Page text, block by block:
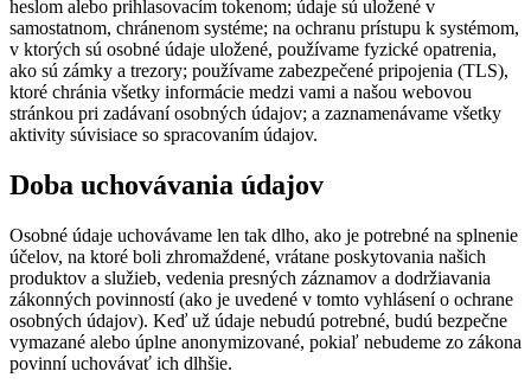
heslom alebo prihlasovacím tokenom; údaje sú uložené v
samostatnom, chránenom systéme; na ochranu prístupu k systémom,
v ktorých sú osobné údaje uložené, používame fyzické opatrenia,
ako sú zámky a trezory; používame zabezpečené pripojenia (TLS),
ktoré chránia všetky informácie medzi vami a našou webovou
stránkou pri zadávaní osobných údajov; a zaznamenávame všetky
aktivity súvisiace so spracovaním údajov.
Doba uchovávania údajov
Osobné údaje uchovávame len tak dlho, ako je potrebné na splnenie
účelov, na ktoré boli zhromaždené, vrátane poskytovania našich
produktov a služieb, vedenia presných záznamov a dodržiavania
zákonných povinností (ako je uvedené v tomto vyhlásení o ochrane
osobných údajov). Keď už údaje nebudú potrebné, budú bezpečne
vymazané alebo úplne anonymizované, pokiaľ nebudeme zo zákona
povinní uchovávať ich dlhšie.